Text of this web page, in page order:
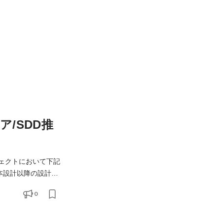
/SDD推
クトにおいて下記
任せできる方を積極的に採用しております。 【開発スタイルなど】 案
0